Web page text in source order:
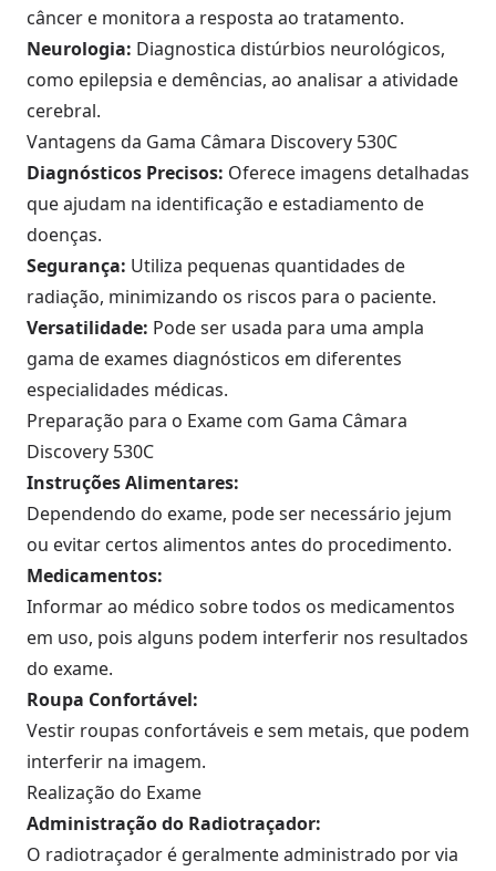
câncer e monitora a resposta ao tratamento.
Neurologia: Diagnostica distúrbios neurológicos,
como epilepsia e demências, ao analisar a atividade
cerebral.
Vantagens da Gama Câmara Discovery 530C
Diagnósticos Precisos: Oferece imagens detalhadas
que ajudam na identificação e estadiamento de
doenças.
Segurança: Utiliza pequenas quantidades de
radiação, minimizando os riscos para o paciente.
Versatilidade: Pode ser usada para uma ampla
gama de exames diagnósticos em diferentes
especialidades médicas.
Preparação para o Exame com Gama Câmara
Discovery 530C
Instruções Alimentares:
Dependendo do exame, pode ser necessário jejum
ou evitar certos alimentos antes do procedimento.
Medicamentos:
Informar ao médico sobre todos os medicamentos
em uso, pois alguns podem interferir nos resultados
do exame.
Roupa Confortável:
Vestir roupas confortáveis e sem metais, que podem
interferir na imagem.
Realização do Exame
Administração do Radiotraçador:
O radiotraçador é geralmente administrado por via